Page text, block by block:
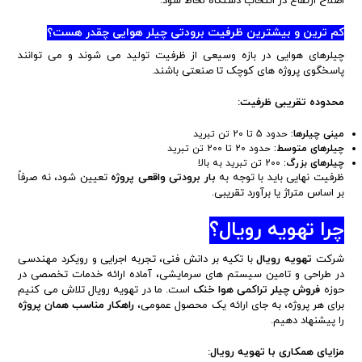
کم ترین و بیشترین ظرفیت برودتی چیلر هوایی چقدر هست؟
چیلرهای هوایی در بازه وسیعی از ظرفیت تولید می شوند و می توانند
پاسخگوی پروژه های کوچک تا صنعتی باشند.
محدوده تقریبی ظرفیت:
مینی چیلرها: حدود 5 تا 20 تن تبرید
چیلرهای متوسط: حدود 20 تا 200 تن تبرید
چیلرهای بزرگ:
ظرفیت نهایی باید با توجه به بار برودتی واقعی پروژه تعیین شود، نه صرفاً
بر اساس متراژ یا برآورد تقریبی.
چرا تهویه رویال؟
شرکت تهویه رویالبا تکیه بر دانش فنی، تجربه اجرایی و رویکرد مهندسی
در طراحی و تامین سیستم های سرمایشی، آماده ارائه خدمات تخصصی در
حوزه فروش چیلر تراکمی هوا خنک است. ما در تهویه رویال تلاش می کنیم
برای هر پروژه، به جای ارائه یک محصول عمومی، راهکار مناسب همان پروژه
را پیشنهاد دهیم.
مزایای همکاری با تهویه رویال: